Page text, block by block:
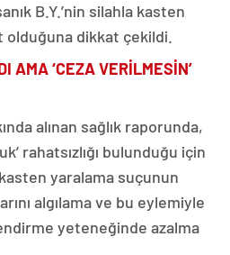
B.Y.’nin silahla kasten
dikkat çekildi.
AMA ‘CEZA VERİLMESİN’
alınan sağlık raporunda,
rahatsızlığı bulunduğu için
yaralama suçunun
algılama ve bu eylemiyle
yeteneğinde azalma